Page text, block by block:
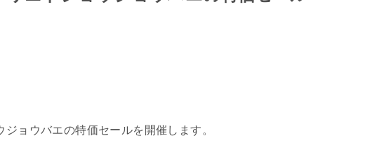
ョウバエの特価セールを開催します。